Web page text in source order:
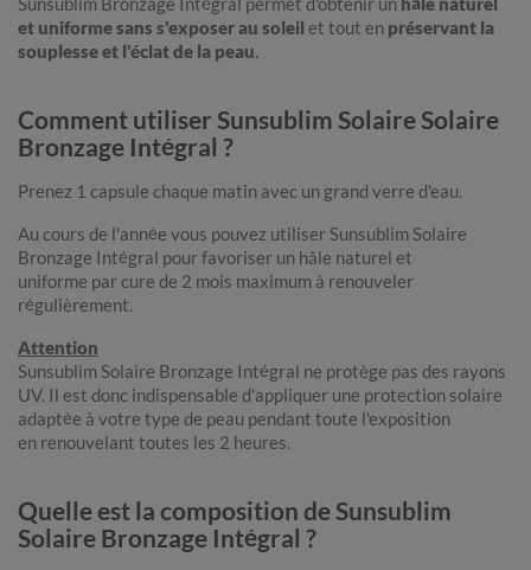
et uniforme sans s'exposer au soleil et tout en préservant la
souplesse et l'éclat de la peau.
Comment utiliser Sunsublim Solaire Solaire
Bronzage Intégral ?
Prenez 1 capsule chaque matin avec un grand verre d'eau.
Au cours de l'année vous pouvez utiliser Sunsublim Solaire
Bronzage Intégral pour favoriser un hâle naturel et
uniforme par cure de 2 mois maximum à renouveler
régulièrement.
Attention
Sunsublim Solaire Bronzage Intégral ne protège pas des rayons
UV. Il est donc indispensable d'appliquer une protection solaire
adaptée à votre type de peau pendant toute l'exposition
en renouvelant toutes les 2 heures.
Quelle est la composition de Sunsublim
Solaire Bronzage Intégral ?